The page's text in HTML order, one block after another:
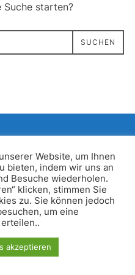
starten?
SUCHEN
von WPZOOM
Website, um Ihnen
bieten, indem wir uns an
Besuche wiederholen.
klicken, stimmen Sie
zu. Sie können jedoch
um eine
akzeptieren